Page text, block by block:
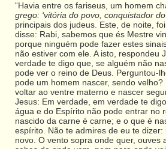
“Havia entre os fariseus, um homem
grego: ‘vitória do povo, conquistador do
principais dos judeus. Este, de noite,
disse: Rabi, sabemos que és Mestre
porque ninguém pode fazer estes
não estiver com ele. A isto, respondeu
verdade te digo que, se alguém não
pode ver o reino de Deus. Perguntou-
pode um homem nascer, sendo velho?
voltar ao ventre materno e nascer
Jesus: Em verdade, em verdade te
água e do Espírito não pode entrar no
nascido da carne é carne; e o que é
espírito. Não te admires de eu te
novo. O vento sopra onde quer, ouves